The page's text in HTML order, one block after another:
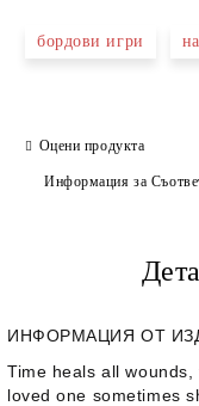
бордови игри
Оцени продукта
Информация за
ИНФОРМАЦИЯ ОТ
Time heals all
loved one sometimes